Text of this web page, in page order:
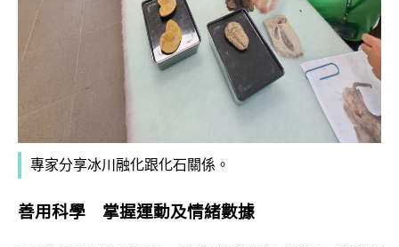
專家分享冰川融化跟化石關係。
善用科學 掌握運動及情緒數據